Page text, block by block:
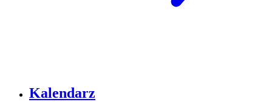
Kalendarz